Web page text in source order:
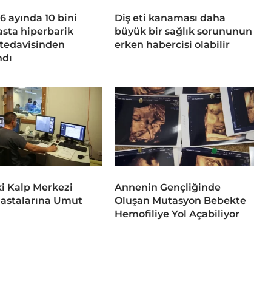
ayında 10 bini
hiperbarik
Diş eti kanaması daha
büyük bir sağlık sorununun
erken habercisi olabilir
Kalp Merkezi
Umut
Annenin Gençliğinde
Oluşan Mutasyon Bebekte
Hemofiliye Yol Açabiliyor